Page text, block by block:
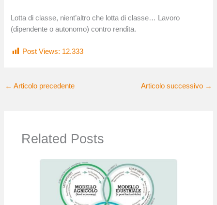
Lotta di classe, nient’altro che lotta di classe… Lavoro
(dipendente o autonomo) contro rendita.
Post Views: 12.333
← Articolo precedente Articolo successivo →
Related Posts